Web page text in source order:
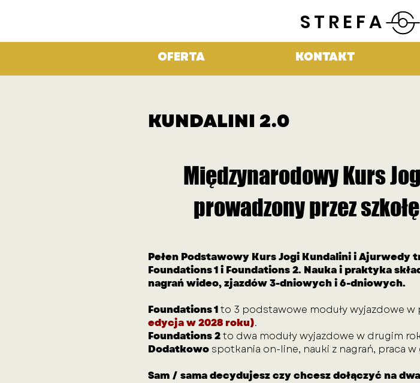
STREFA
OFERTA KONTAKT
KUNDALINI 2.0
Międzynarodowy Kurs
prowadzony przez
Pełen Podstawowy Kurs Jogi Kundalini i Ajurwedy
Foundations 1 i Foundations 2. Nauka i praktyka
nagrań wideo, zjazdów 3-dniowych i 6-dniowych.
Foundations 1to 3 podstawowe moduły wyjazdowe w
edycja w 2028 roku).
Foundations 2to dwa moduły wyjazdowe w drugim
Dodatkowo spotkania on-line, nauki z nagrań, praca
Sam / sama decydujesz czy chcesz dołączyć na